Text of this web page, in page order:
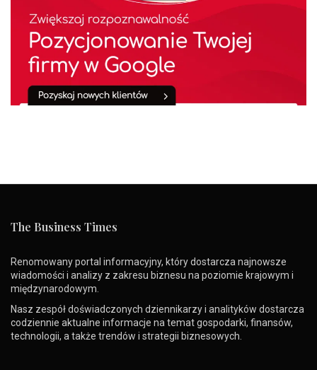
The Business Times
Renomowany portal informacyjny, który dostarcza najnowsze
wiadomości i analizy z zakresu biznesu na poziomie krajowym i
międzynarodowym.
Nasz zespół doświadczonych dziennikarzy i analityków dostarcza
codziennie aktualne informacje na temat gospodarki, finansów,
technologii, a także trendów i strategii biznesowych.